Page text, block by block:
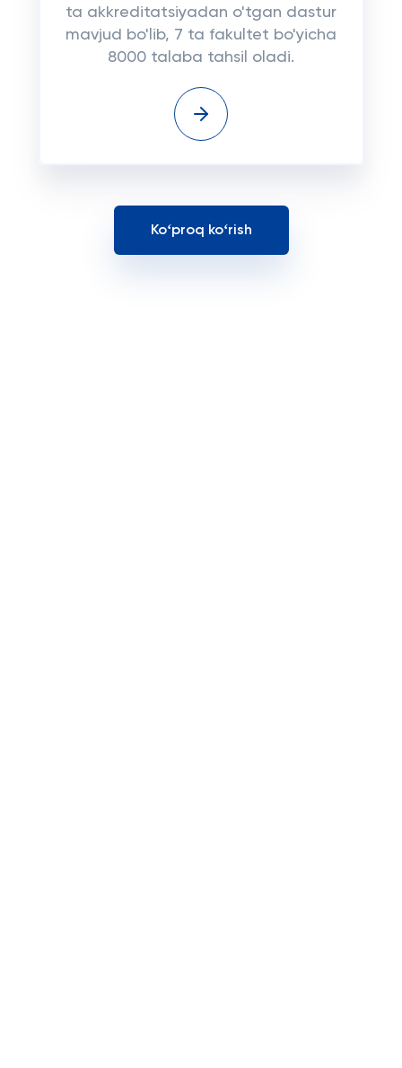
ta akkreditatsiyadan o'tgan dastur
mavjud bo'lib, 7 ta fakultet bo'yicha
8000 talaba tahsil oladi.
Koʻproq koʻrish